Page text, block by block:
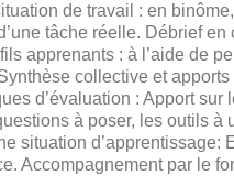
de travail : en
tâche réelle. Débrief en
apprenants : à l’aide de
collective et
d’évaluation : Apport
à poser, les outils
situation
Accompagnement par le